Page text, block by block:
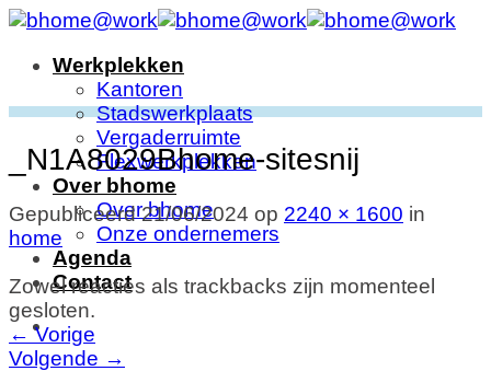
Ga
inhoudWerkplekken
Kantoren
Stadswerkplaats
Vergaderruimte
Flexwerkplekken
Over bhome
Over bhome
Onze ondernemers
Agenda
Contact
_N1A8029Bhome-sitesnij
Gepubliceerd21/06/2024 op 2240 × 1600 in
home
Zowel reacties als trackbacks zijn momenteel
gesloten.
← Vorige
Volgende →